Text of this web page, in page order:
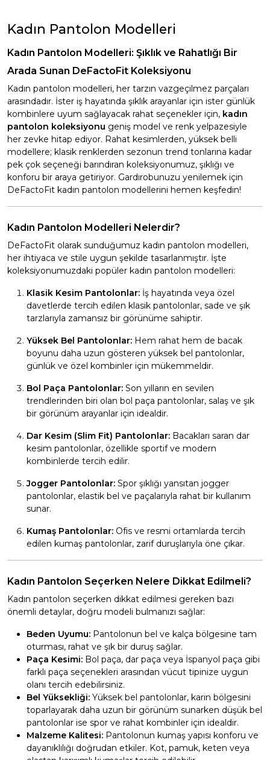
Kadın Pantolon Modelleri
Kadın Pantolon Modelleri: Şıklık ve Rahatlığı Bir
Arada Sunan DeFactoFit Koleksiyonu
Kadın pantolon modelleri, her tarzın vazgeçilmez parçaları
arasındadır. İster iş hayatında şıklık arayanlar için ister günlük
kombinlere uyum sağlayacak rahat seçenekler için, kadın
pantolon koleksiyonu geniş model ve renk yelpazesiyle
her zevke hitap ediyor. Rahat kesimlerden, yüksek belli
modellere; klasik renklerden sezonun trend tonlarına kadar
pek çok seçeneği barındıran koleksiyonumuz, şıklığı ve
konforu bir araya getiriyor. Gardırobunuzu yenilemek için
DeFactoFit kadın pantolon modellerini hemen keşfedin!
Kadın Pantolon Modelleri Nelerdir?
DeFactoFit olarak sunduğumuz kadın pantolon modelleri,
her ihtiyaca ve stile uygun şekilde tasarlanmıştır. İşte
koleksiyonumuzdaki popüler kadın pantolon modelleri:
Klasik Kesim Pantolonlar: İş hayatında veya özel
davetlerde tercih edilen klasik pantolonlar, sade ve şık
tarzlarıyla zamansız bir görünüme sahiptir.
Yüksek Bel Pantolonlar: Hem rahat hem de bacak
boyunu daha uzun gösteren yüksek bel pantolonlar,
günlük ve özel kombinler için mükemmeldir.
Bol Paça Pantolonlar: Son yılların en sevilen
trendlerinden biri olan bol paça pantolonlar, salaş ve şık
bir görünüm arayanlar için idealdir.
Dar Kesim (Slim Fit) Pantolonlar: Bacakları saran dar
kesim pantolonlar, özellikle sportif ve modern
kombinlerde tercih edilir.
Jogger Pantolonlar: Spor şıklığı yansıtan jogger
pantolonlar, elastik bel ve paçalarıyla rahat bir kullanım
sunar.
Kumaş Pantolonlar: Ofis ve resmi ortamlarda tercih
edilen kumaş pantolonlar, zarif duruşlarıyla öne çıkar.
Kadın Pantolon Seçerken Nelere Dikkat Edilmeli?
Kadın pantolon seçerken dikkat edilmesi gereken bazı
önemli detaylar, doğru modeli bulmanızı sağlar:
Beden Uyumu: Pantolonun bel ve kalça bölgesine tam
oturması, rahat ve şık bir duruş sağlar.
Paça Kesimi: Bol paça, dar paça veya İspanyol paça gibi
farklı paça seçenekleri arasından vücut tipinize uygun
olanı tercih edebilirsiniz.
Bel Yüksekliği: Yüksek bel pantolonlar, karın bölgesini
toparlayarak daha uzun bir görünüm sunarken düşük bel
pantolonlar ise spor ve rahat kombinler için idealdir.
Malzeme Kalitesi: Pantolonun kumaş yapısı konforu ve
dayanıklılığı doğrudan etkiler. Kot, pamuk, keten veya